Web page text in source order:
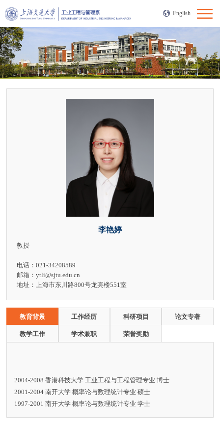
English
李艳婷
教授
电话：021-34208589
邮箱：ytli@sjtu.edu.cn
地址：上海市东川路800号龙宾楼551室
教育背景 工作经历 科研项目 论文专著
教学工作 学术兼职 荣誉奖励
2004-2008 香港科技大学 工业工程与工程管理专业 博士
2001-2004 南开大学 概率论与数理统计专业 硕士
1997-2001 南开大学 概率论与数理统计专业 学士